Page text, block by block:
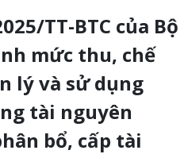
TT-BTC của Bộ
mức thu, chế
lý và sử dụng
tài nguyên
bổ, cấp tài